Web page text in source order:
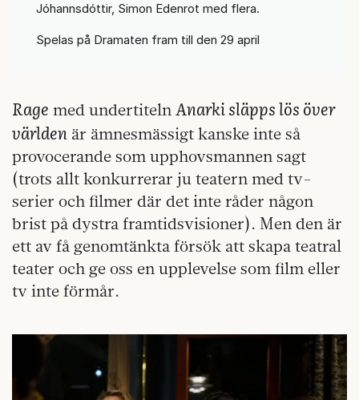
Jóhannsdóttir, Simon Edenrot med flera.
Spelas på Dramaten fram till den 29 april
Rage med undertitelnAnarki släpps lös över
världen är ämnesmässigt kanske inte så
provocerande som upphovsmannen sagt
(trots allt konkurrerar ju teatern med tv-
serier och filmer där det inte råder någon
brist på dystra framtidsvisioner). Men den är
ett av få genomtänkta försök att skapa teatral
teater och ge oss en upplevelse som film eller
tv inte förmår.